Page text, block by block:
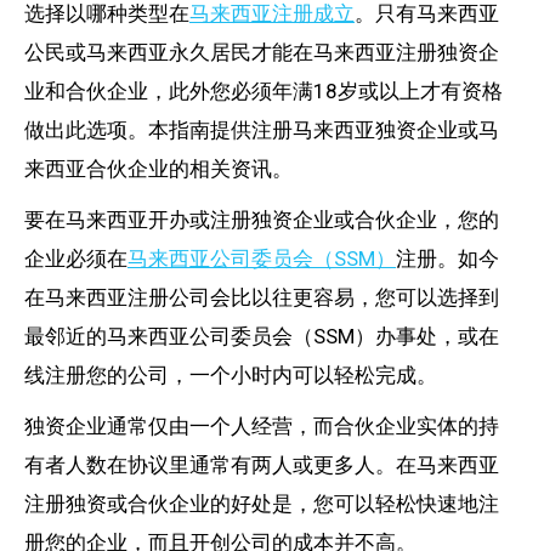
选择以哪种类型在马来西亚注册成立。只有马来西亚
公民或马来西亚永久居民才能在马来西亚注册独资企
业和合伙企业，此外您必须年满18岁或以上才有资格
做出此选项。本指南提供注册马来西亚独资企业或马
来西亚合伙企业的相关资讯。
要在马来西亚开办或注册独资企业或合伙企业，您的
企业必须在马来西亚公司委员会（SSM） 注册。如今
在马来西亚注册公司会比以往更容易，您可以选择到
最邻近的马来西亚公司委员会（SSM）办事处，或在
线注册您的公司，一个小时内可以轻松完成。
独资企业通常仅由一个人经营，而合伙企业实体的持
有者人数在协议里通常有两人或更多人。在马来西亚
注册独资或合伙企业的好处是，您可以轻松快速地注
册您的企业，而且开创公司的成本并不高。